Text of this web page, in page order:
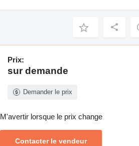
Prix:
sur demande
Demander le prix
M'avertir lorsque le prix change
Contacter le vendeur